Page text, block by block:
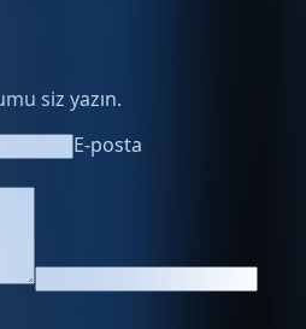
siz yazın.
E-posta